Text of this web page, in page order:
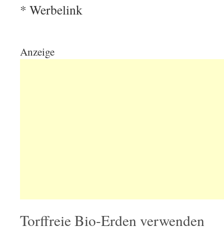
* Werbelink
Anzeige
Torffreie Bio-Erden verwenden